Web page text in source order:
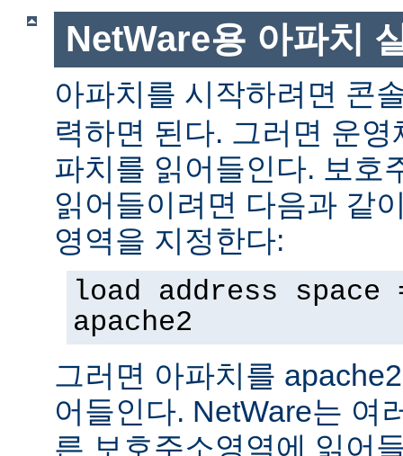
NetWare용 아파치
아파치를 시작하려면 콘
력하면 된다. 그러면 운
파치를 읽어들인다. 보호
읽어들이려면 다음과 같
영역을 지정한다:
load address space
apache2
그러면 아파치를
어들인다. NetWare는 여
른 보호주소영역에 읽어